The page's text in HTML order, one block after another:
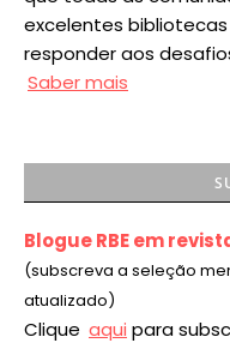
excelentes
responder aos
Saber mais
Blogue RBE em
(subscreva a seleção
atualizado)
Clique aqui para